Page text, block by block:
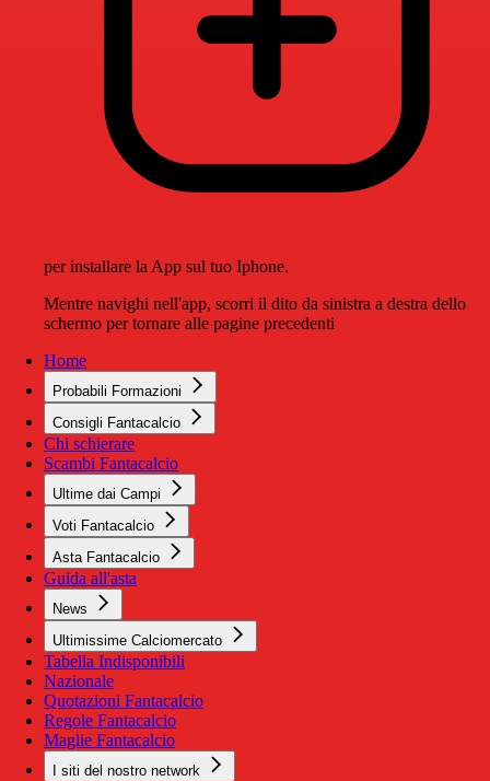
per installare la App sul tuo Iphone.
Mentre navighi nell'app, scorri il dito da sinistra a destra dello
schermo per tornare alle pagine precedenti
Home
Probabili Formazioni
Consigli Fantacalcio
Chi schierare
Scambi Fantacalcio
Ultime dai Campi
Voti Fantacalcio
Asta Fantacalcio
Guida all'asta
News
Ultimissime Calciomercato
Tabella Indisponibili
Nazionale
Quotazioni Fantacalcio
Regole Fantacalcio
Maglie Fantacalcio
I siti del nostro network